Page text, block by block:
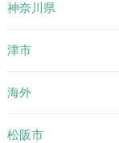
神奈川県
津市
海外
松阪市